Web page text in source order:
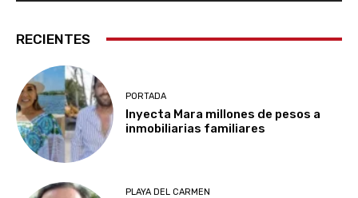
RECIENTES
PORTADA
Inyecta Mara millones de pesos a
inmobiliarias familiares
PLAYA DEL CARMEN